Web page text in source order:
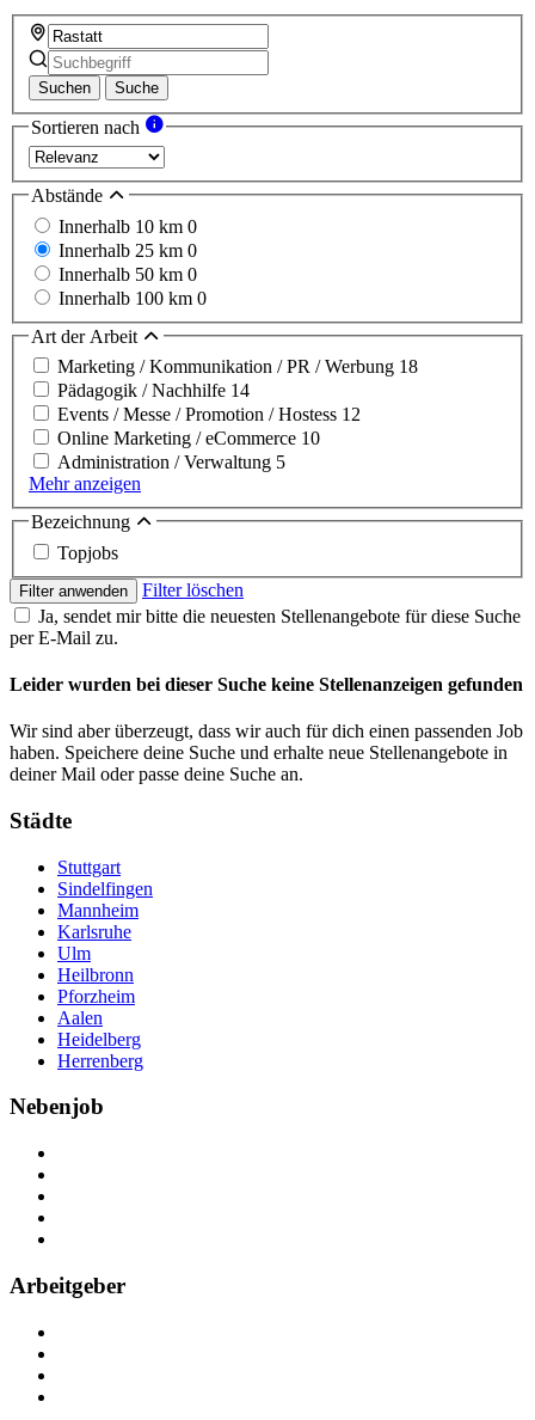
Suchen Suche
Sortieren nach
Abstände
Innerhalb 10 km 0
Innerhalb 25 km 0
Innerhalb 50 km 0
Innerhalb 100 km 0
Art der Arbeit
Marketing / Kommunikation / PR / Werbung 18
Pädagogik / Nachhilfe 14
Events / Messe / Promotion / Hostess 12
Online Marketing / eCommerce 10
Administration / Verwaltung 5
Mehr anzeigen
Bezeichnung
Topjobs
Filter anwenden
Filter löschen
Ja, sendet mir bitte die neuesten Stellenangebote für diese Suche
per E-Mail zu.
Leider wurden bei dieser Suche keine Stellenanzeigen gefunden
Wir sind aber überzeugt, dass wir auch für dich einen passenden Job
haben. Speichere deine Suche und erhalte neue Stellenangebote in
deiner Mail oder passe deine Suche an.
Städte
Stuttgart
Sindelfingen
Mannheim
Karlsruhe
Ulm
Heilbronn
Pforzheim
Aalen
Heidelberg
Herrenberg
Nebenjob
Arbeitgeber